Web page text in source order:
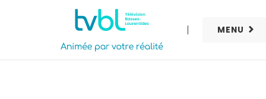
MENU